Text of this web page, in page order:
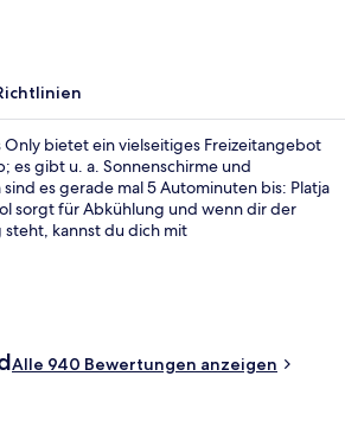
Only bietet ein vielseitiges Freizeitangebot
es gibt u. a. Sonnenschirme und
es gerade mal 5 Autominuten bis: Platja
sorgt für Abkühlung und wenn dir der
steht, kannst du dich mit
aufs Meer. Serviert wird Frühstück und
sind 2 Bars/Lounges, eine Poolbar
Reisende haben viel Gutes über das
Alle 940 Bewertungen anzeigen